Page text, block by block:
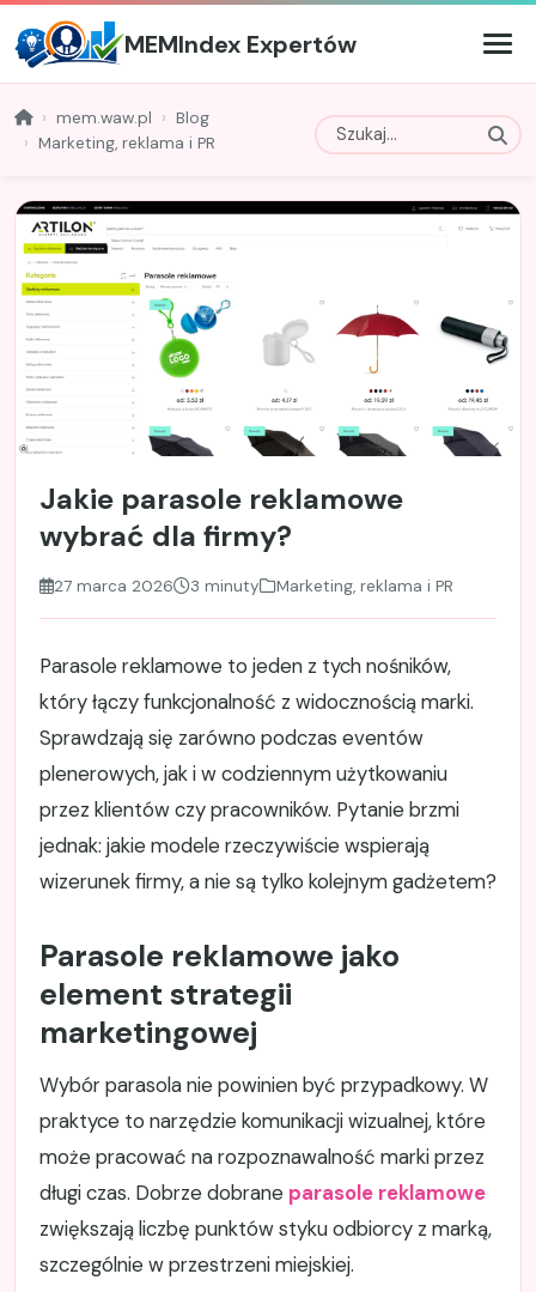
MEMIndex Expertów
mem.waw.pl
Blog
Marketing, reklama i PR
Jakie parasole reklamowe
wybrać dla firmy?
27 marca 2026 3 minuty Marketing, reklama i PR
Parasole reklamowe to jeden z tych nośników,
który łączy funkcjonalność z widocznością marki.
Sprawdzają się zarówno podczas eventów
plenerowych, jak i w codziennym użytkowaniu
przez klientów czy pracowników. Pytanie brzmi
jednak: jakie modele rzeczywiście wspierają
wizerunek firmy, a nie są tylko kolejnym gadżetem?
Parasole reklamowe jako
element strategii
marketingowej
Wybór parasola nie powinien być przypadkowy. W
praktyce to narzędzie komunikacji wizualnej, które
może pracować na rozpoznawalność marki przez
długi czas. Dobrze dobrane parasole reklamowe
zwiększają liczbę punktów styku odbiorcy z marką,
szczególnie w przestrzeni miejskiej.